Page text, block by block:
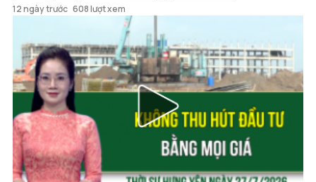
12 ngày trước 608 lượt xem